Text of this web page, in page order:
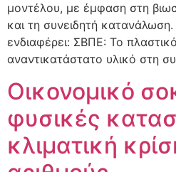
μοντέλου, με έμφαση στη
και τη συνειδητή
ενδιαφέρει: ΣΒΠΕ: Το
αναντικατάστατο υλικό στη
Οικονομικό
φυσικές
κλιματική